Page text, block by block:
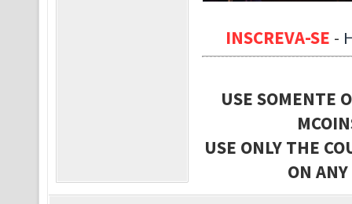
INSCREVA-SE -
USE SOMENTE
USE ONLY THE
ON